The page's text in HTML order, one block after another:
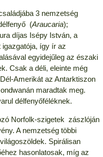
3 nemzetség
(Araucaria);
díjas Isépy István, a
így ír az
egyidejűleg az északi
Csak a déli, eleinte még
Amerikát az Antarktiszon
maradtak meg.
délfenyőféléknek.
Norfolk-szigetek zászlóján
A nemzetség többi
Spirálisan
hasonlatosak, míg az